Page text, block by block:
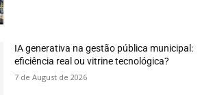
IA generativa na gestão pública municipal:
eficiência real ou vitrine tecnológica?
7 de August de 2026